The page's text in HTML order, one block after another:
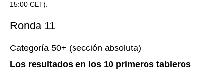
15:00 CET).
Ronda 11
Categoría 50+ (sección absoluta)
Los resultados en los 10 primeros tableros